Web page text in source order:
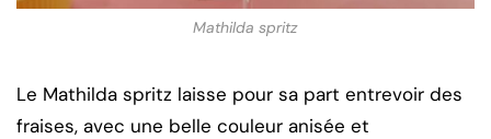
Mathilda spritz
Le Mathilda spritz laisse pour sa part entrevoir des
fraises, avec une belle couleur anisée et